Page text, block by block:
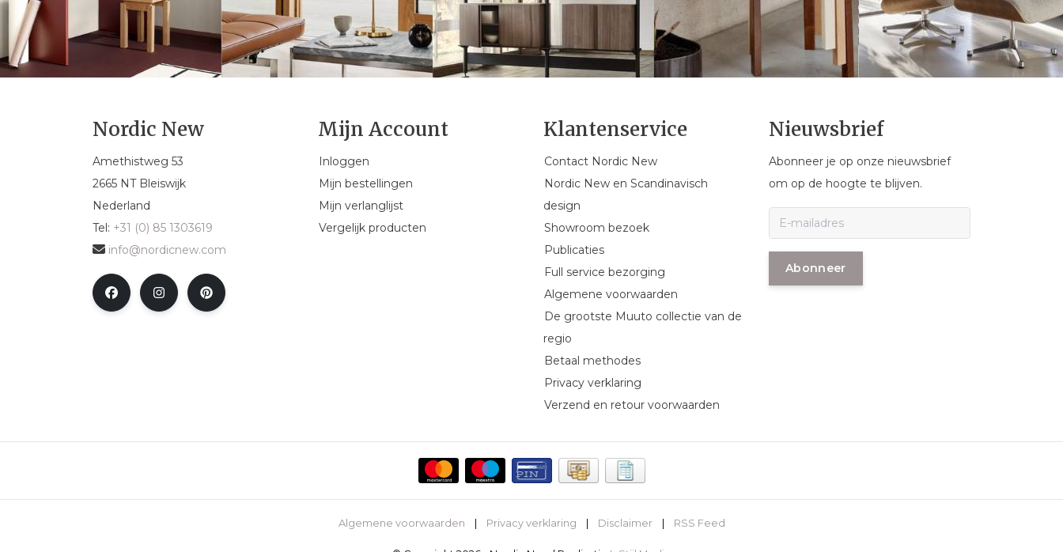
Nordic New
Amethistweg 53
2665 NT Bleiswijk
Nederland
Tel: +31 (0) 85 1303619
info@nordicnew.com
Mijn Account
Inloggen
Mijn bestellingen
Mijn verlanglijst
Vergelijk producten
Klantenservice
Contact Nordic New
Nordic New en Scandinavisch
design
Showroom bezoek
Publicaties
Full service bezorging
Algemene voorwaarden
De grootste Muuto collectie van de
regio
Betaal methodes
Privacy verklaring
Verzend en retour voorwaarden
Nieuwsbrief
Abonneer je op onze nieuwsbrief
om op de hoogte te blijven.
Abonneer
Algemene voorwaarden Privacy verklaring Disclaimer RSS Feed